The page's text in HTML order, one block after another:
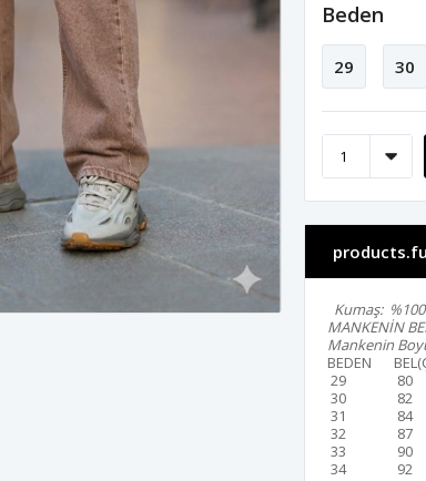
Beden
29 30
Kumaş:
MANKENİN
Mankenin
BEDEN
29
80
30
82
31
84
32
87
33
90
34
92